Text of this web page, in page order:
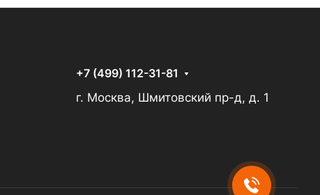
+7 (499) 112-31-81
г. Москва, Шмитовский пр-д, д. 1